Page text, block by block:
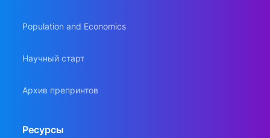
Population and Economics
Научный старт
Архив препринтов
Ресурсы